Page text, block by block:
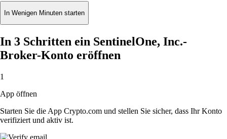
In Wenigen Minuten starten
In 3 Schritten ein SentinelOne, Inc.-
Broker-Konto eröffnen
1
App öffnen
Starten Sie die App Crypto.com und stellen Sie sicher, dass Ihr Konto
verifiziert und aktiv ist.